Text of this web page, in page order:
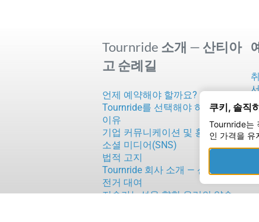
Tournride 소개 — 산티아
고 순례길
언제 예약해야 할까요?
Tournride를 선택해야 하는 3가지
이유
기업 커뮤니케이션 및 홍보
소셜 미디어(SNS)
법적 고지
Tournride 회사 소개 — 산티아고 자
전거 대여
지속가능성을 향한 우리의 약속
쿠키, 솔직
Tournride는
인 가격을 유